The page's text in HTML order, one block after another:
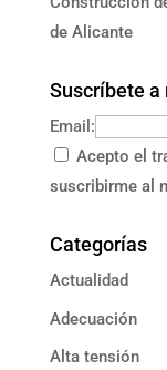
de Alicante
Suscríbete
Email:
Acepto el
suscribirme al
Categorías
Actualidad
Adecuación
Alta tensión